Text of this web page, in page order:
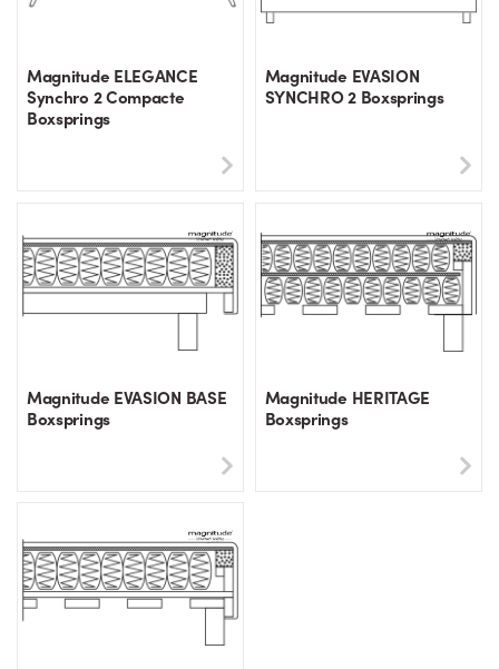
Magnitude ELEGANCE
Synchro 2 Compacte
Boxsprings
Magnitude EVASION
SYNCHRO 2 Boxsprings
Magnitude EVASION BASE
Boxsprings
Magnitude HERITAGE
Boxsprings